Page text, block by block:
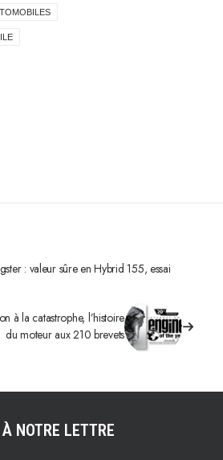
: valeur sûre en Hybrid 155, essai
à la catastrophe, l’histoire
du moteur aux 210 brevets
NOTRE LETTRE